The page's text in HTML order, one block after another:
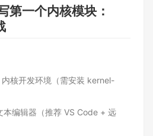
第一个内核模块：
核开发环境（需安装 kernel-
本编辑器（推荐 VS Code + 远